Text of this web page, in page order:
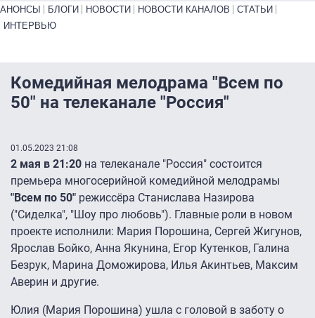
Primary links bottom
АНОНСЫ БЛОГИ НОВОСТИ НОВОСТИ КАНАЛОВ
СТАТЬИ
ИНТЕРВЬЮ
Комедийная мелодрама "Всем по
50" на телеканале "Россия"
01.05.2023 21:08
2 мая в 21:20 на телеканале "Россия" состоится
премьера многосерийной комедийной мелодрамы
"Всем по 50" режиссёра Станислава Назирова
("Сиделка", "Шоу про любовь"). Главные роли в новом
проекте исполнили: Мария Порошина, Сергей Жигунов,
Ярослав Бойко, Анна Якунина, Егор Кутенков, Галина
Безрук, Марина Доможирова, Илья Акинтьев, Максим
Аверин и другие.
Юлия (Мария Порошина) ушла с головой в заботу о